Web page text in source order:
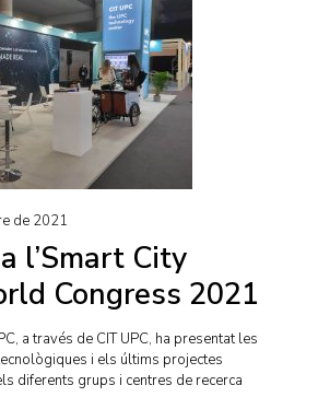
de 2021
l’Smart City
Congress 2021
a través de CIT UPC, ha presentat les
i els últims projectes
diferents grups i centres de recerca